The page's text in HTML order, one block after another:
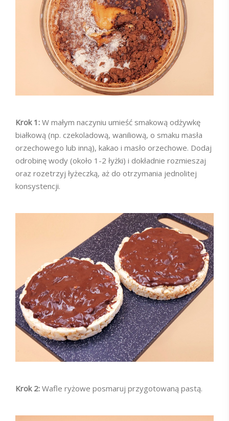
Krok 1: W małym naczyniu umieść smakową odżywkę
białkową (np. czekoladową, waniliową, o smaku masła
orzechowego lub inną), kakao i masło orzechowe. Dodaj
odrobinę wody (około 1-2 łyżki) i dokładnie rozmieszaj
oraz rozetrzyj łyżeczką, aż do otrzymania jednolitej
konsystencji.
Krok 2: Wafle ryżowe posmaruj przygotowaną pastą.